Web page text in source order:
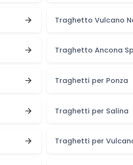
Traghetto Vulcano
Traghetto Ancona
Traghetti per Ponza
Traghetti per Salina
Traghetti per